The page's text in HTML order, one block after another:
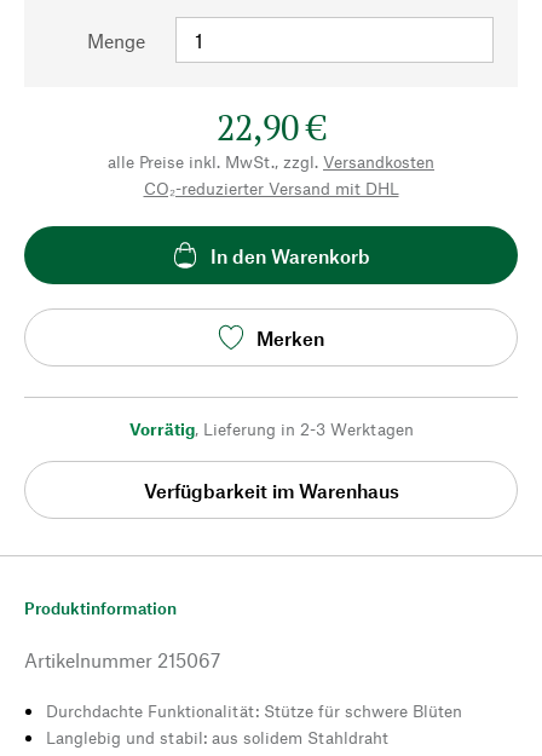
Menge
22,90 €
alle Preise inkl. MwSt., zzgl. Versandkosten
CO₂-reduzierter Versand mit DHL
In den Warenkorb
Merken
Vorrätig, Lieferung in 2-3 Werktagen
Verfügbarkeit im Warenhaus
Produktinformation
Artikelnummer 215067
Durchdachte Funktionalität: Stütze für schwere Blüten
Langlebig und stabil: aus solidem Stahldraht